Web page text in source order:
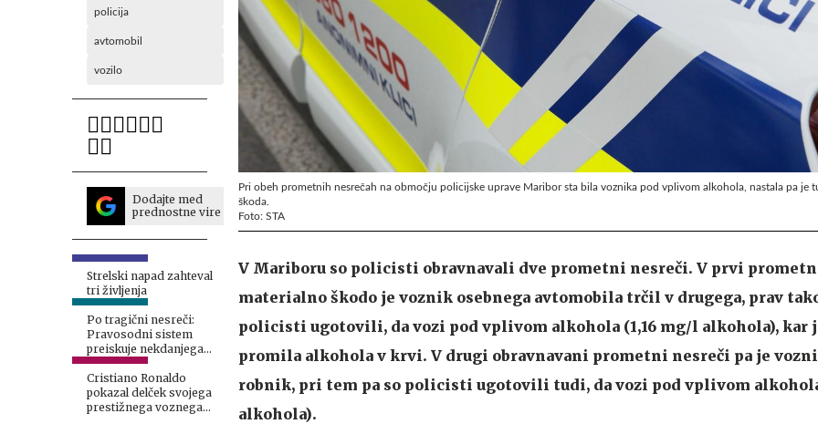
policija
avtomobil
vozilo
Dodajte med
prednostne vire
Strelski napad zahteval
tri življenja
Po tragični nesreči:
Pravosodni sistem
preiskuje nekdanjega
smučarskega asa
Cristiano Ronaldo
pokazal delček svojega
prestižnega voznega
Pri obeh prometnih nesrečah na območju policijske uprave Maribor sta bila voznika pod vplivom alkohola, nastala pa je
škoda.
Foto: STA
V Mariboru so policisti obravnavali dve prometni nesreči. V prvi
materialno škodo je voznik osebnega avtomobila trčil v drugega, prav
policisti ugotovili, da vozi pod vplivom alkohola (1,16 mg/l alkohola), kar
promila alkohola v krvi. V drugi obravnavani prometni nesreči pa je
robnik, pri tem pa so policisti ugotovili tudi, da vozi pod vplivom
alkohola).